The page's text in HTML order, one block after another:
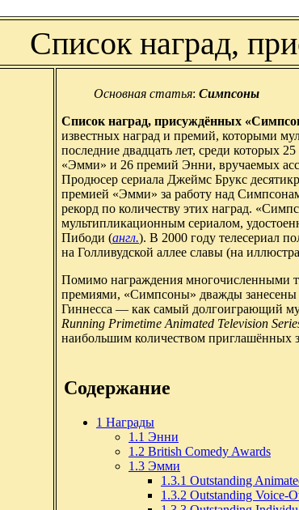
Список наград,
Основная статья: Симпсоны
Список наград, присуждённых
известных наград и премий, которыми
последние двадцать лет, среди которых
«Эмми» и 26 премий Энни, вручаемых
Продюсер сериала Джеймс Брукс
премией «Эмми» за работу над
рекорд по количеству этих наград.
мультипликационным сериалом,
Пибоди (англ.). В 2000 году телесериал
на Голливудской аллее славы (на
Помимо награждения многочисленными
премиями, «Симпсоны» дважды занесены
Гиннесса — как самый долгоиграющий
Running Primetime Animated Television
наибольшим количеством приглашённых
Содержание
1 Награды
1.1 Энни
1.2 British Comedy Awards
1.3 Эмми
1.3.1 Outstanding
1.3.2 Outstanding Voice-